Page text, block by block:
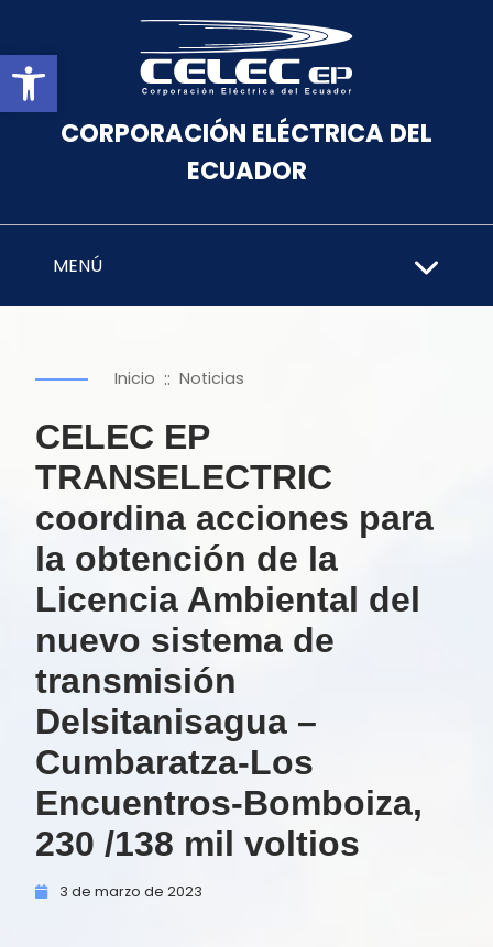
Abrir barra de herramientas
CORPORACIÓN ELÉCTRICA DEL
ECUADOR
MENÚ
Inicio :: Noticias
CELEC EP
TRANSELECTRIC
coordina acciones para
la obtención de la
Licencia Ambiental del
nuevo sistema de
transmisión
Delsitanisagua –
Cumbaratza-Los
Encuentros-Bomboiza,
230 /138 mil voltios
3 de marzo de 2023